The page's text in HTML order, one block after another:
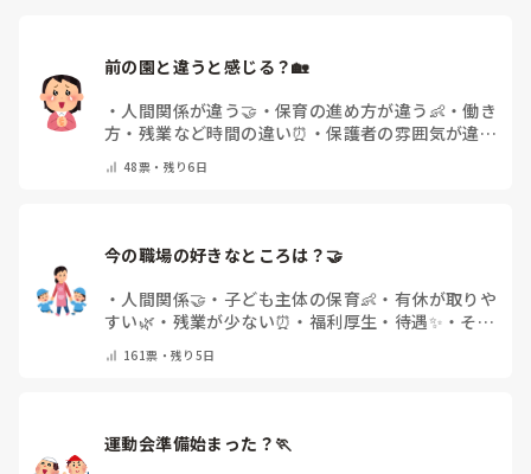
前の園と違うと感じる？🏡
・ 人間関係が違う🤝 ・ 保育の進め方が違う👶 ・働き
方・残業など時間の違い⏰ ・保護者の雰囲気が違う
💬
給料が違う
で教えてください)
48票・ 残り6日
・ 人間関係🤝 ・ 子ども主体の保育👶 ・ 有休が取りや
すい🌿 ・ 残業が少ない⏰ ・ 福利厚生・待遇✨ ・ その
他(コメントで教えてください)
161票・残り5日
運動会準備始まった？🏃